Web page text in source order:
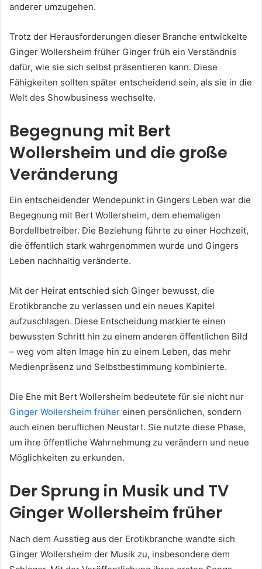
anderer umzugehen.
Trotz der Herausforderungen dieser Branche entwickelte
Ginger Wollersheim früher Ginger früh ein Verständnis
dafür, wie sie sich selbst präsentieren kann. Diese
Fähigkeiten sollten später entscheidend sein, als sie in die
Welt des Showbusiness wechselte.
Begegnung mit Bert
Wollersheim und die große
Veränderung
Ein entscheidender Wendepunkt in Gingers Leben war die
Begegnung mit Bert Wollersheim, dem ehemaligen
Bordellbetreiber. Die Beziehung führte zu einer Hochzeit,
die öffentlich stark wahrgenommen wurde und Gingers
Leben nachhaltig veränderte.
Mit der Heirat entschied sich Ginger bewusst, die
Erotikbranche zu verlassen und ein neues Kapitel
aufzuschlagen. Diese Entscheidung markierte einen
bewussten Schritt hin zu einem anderen öffentlichen Bild
– weg vom alten Image hin zu einem Leben, das mehr
Medienpräsenz und Selbstbestimmung kombinierte.
Die Ehe mit Bert Wollersheim bedeutete für sie nicht nur
Ginger Wollersheim früher einen persönlichen, sondern
auch einen beruflichen Neustart. Sie nutzte diese Phase,
um ihre öffentliche Wahrnehmung zu verändern und neue
Möglichkeiten zu erkunden.
Der Sprung in Musik und TV
Ginger Wollersheim früher
Nach dem Ausstieg aus der Erotikbranche wandte sich
Ginger Wollersheim der Musik zu, insbesondere dem